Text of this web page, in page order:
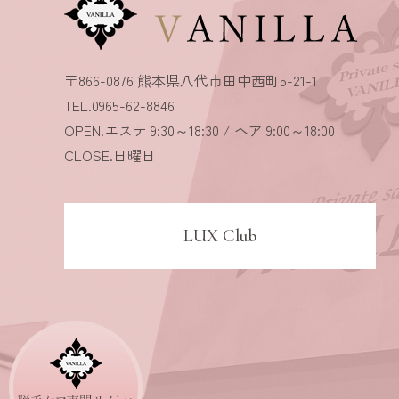
〒866-0876 熊本県八代市田中西町5-21-1
TEL.0965-62-8846
OPEN.エステ 9:30～18:30 / ヘア 9:00～18:00
CLOSE.日曜日
LUX Club